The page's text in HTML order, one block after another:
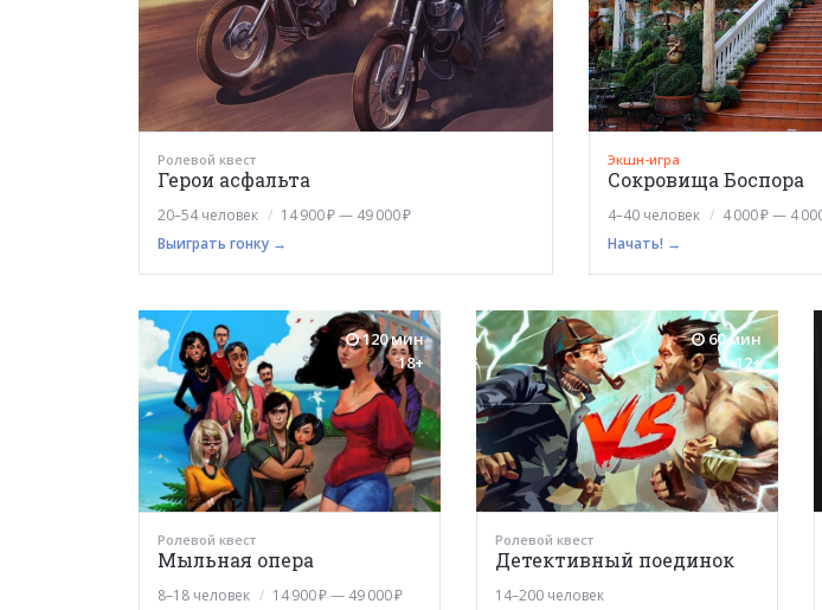
Ролевой квест
Герои асфальта
20–54 человек
14 900 ₽ — 49 000 ₽
Выиграть гонку →
Экшн-игра
Сокровища Боспора
4–40 человек
4 000 ₽ — 4
Начать! →
120 мин
18+
Ролевой квест
Мыльная опера
8–18 человек 14 900 ₽ — 49 000 ₽
60 мин
12+
Ролевой квест
Детективный поединок
14–200 человек